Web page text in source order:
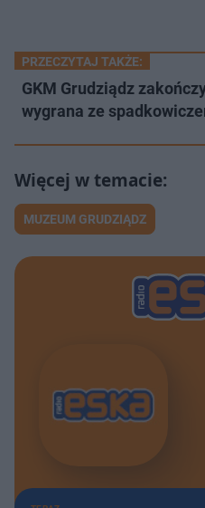
PRZECZYTAJ TAKŻE:
GKM Grudziądz
wygrana ze
MUZEUM GRUDZIĄDZ